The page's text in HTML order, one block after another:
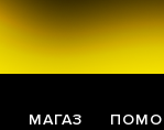
МАГАЗ